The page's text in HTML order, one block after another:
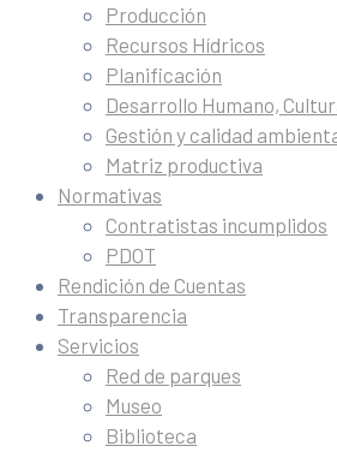
Producción
Recursos Hídricos
Planificación
Desarrollo Humano,
Gestión y calidad
Matriz productiva
Normativas
Contratistas incumplidos
PDOT
Rendición de Cuentas
Transparencia
Servicios
Red de parques
Museo
Biblioteca